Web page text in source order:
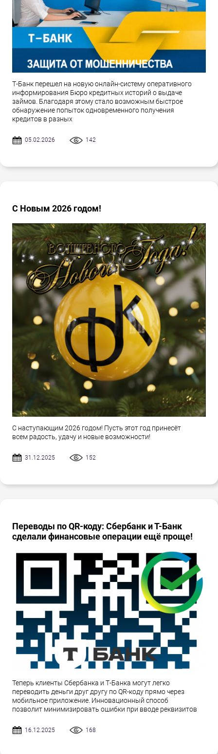
Т-Банк перешел на новую онлайн-систему оперативного
информирования Бюро кредитных историй о выдаче
займов. Благодаря этому стало возможным быстрое
обнаружение попыток одновременного получения
кредитов в разных
05.02.2026 142
С Новым 2026 годом!
С наступающим 2026 годом! Пусть этот год принесёт
всем радость, удачу и новые возможности!
31.12.2025 152
Переводы по QR-коду: Сбербанк и Т-Банк
сделали финансовые операции ещё проще!
Теперь клиенты Сбербанка и Т-Банка могут легко
переводить деньги друг другу по QR-коду прямо через
мобильное приложение. Инновационный способ
позволит минимизировать ошибки при вводе реквизитов
16.12.2025 168